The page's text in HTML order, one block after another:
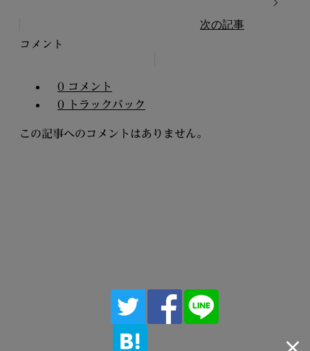
次の記事
コメント
0 コメント
0 トラックバック
この記事へのコメントはありません。
浪漫焼き芋 芋の巣 なんば本店
〒556-0016 大阪府大阪市浪速区元町二丁目2番7号
上田マンション1階[Google マップで開く]